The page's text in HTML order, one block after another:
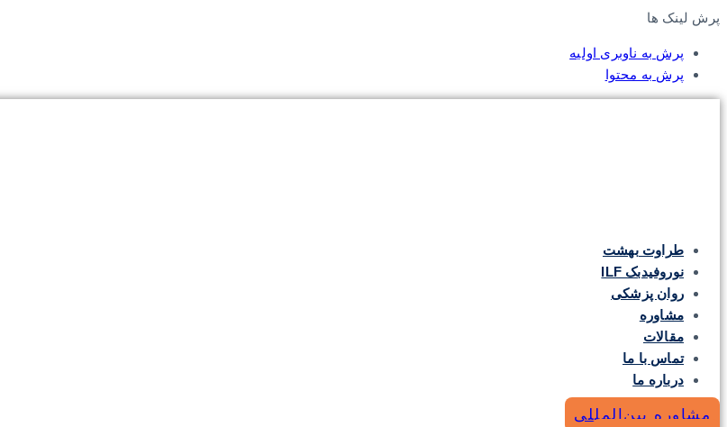
پرش لینک ها
پرش به ناوبری اولیه
پرش به محتوا
طراوت بهشت
نوروفیدبک ILF
روان پزشکی
مشاوره
مقالات
تماس با ما
درباره ما
مشاوره بین‌المللی